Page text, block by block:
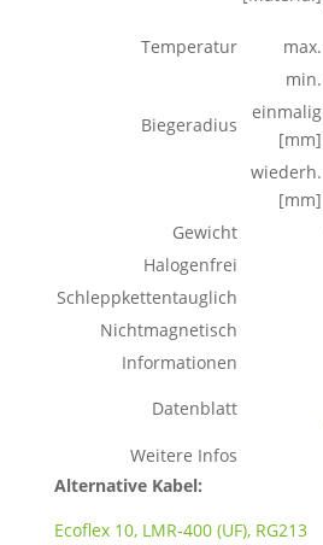
Temperatur
max.
min.
Biegeradius
einmalig
[mm]
wiederh.
[mm]
Gewicht
Halogenfrei
Schleppkettentauglich
Nichtmagnetisch
Informationen
Datenblatt
Weitere Infos
Alternative Kabel:
Ecoflex 10, LMR-400 (UF), RG213